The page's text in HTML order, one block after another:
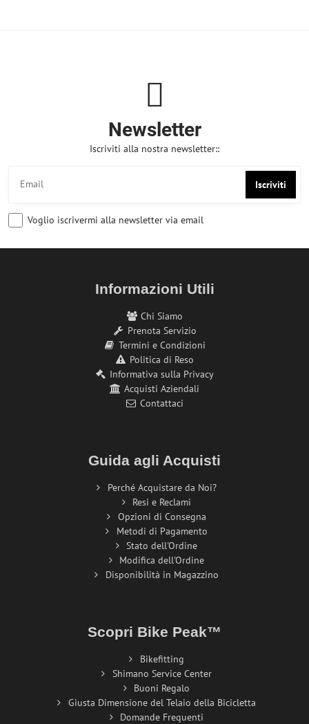
Newsletter
Iscriviti alla nostra newsletter::
Iscriviti
Voglio iscrivermi alla newsletter via email
Informazioni Utili
Chi Siamo
Prenota Servizio
Termini e Condizioni
Politica di Reso
Informativa sulla Privacy
Acquisti Aziendali
Contattaci
Guida agli Acquisti
Perché Acquistare da Noi?
Resi e Reclami
Opzioni di Consegna
Metodi di Pagamento
Stato dell'Ordine
Modifica dell'Ordine
Disponibilità in Magazzino
Scopri Bike Peak™
Bikefitting
Shimano Service Center
Buoni Regalo
Giusta Dimensione del Telaio della Bicicletta
Domande Frequenti